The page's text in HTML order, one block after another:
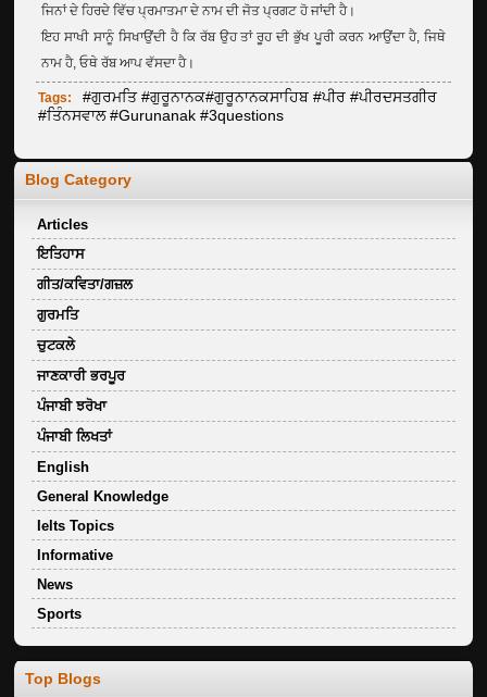
ਜਿਨਾਂ ਦੇ ਹਿਰਦੇ ਵਿੱਚ ਪ੍ਰਮਾਤਮਾ ਦੇ ਨਾਮ ਦੀ ਜੋਤ ਪ੍ਰਗਟ ਹੋ ਜਾਂਦੀ ਹੈ।
ਇਹ ਸਾਖੀ ਸਾਨੂੰ ਸਿਖਾਉਂਦੀ ਹੈ ਕਿ ਰੱਬ ਉਹ ਤਾਂ ਰੂਹ ਦੀ ਭੁੱਖ ਪੂਰੀ ਕਰਨ ਆਉਂਦਾ ਹੈ, ਜਿਥੇ
ਨਾਮ ਹੈ, ਓਥੇ ਰੱਬ ਆਪ ਵੱਸਦਾ ਹੈ।
Tags:
#ਗੁਰਮਤਿ #ਗੁਰੂਨਾਨਕ#ਗੁਰੂਨਾਨਕਸਾਹਿਬ #ਪੀਰ #ਪੀਰਦਸਤਗੀਰ
#ਤਿੰਨਸਵਾਲ #Gurunanak #3questions
Blog Category
Articles
ਇਤਿਹਾਸ
ਗੀਤ/ਕਵਿਤਾ/ਗਜ਼ਲ
ਗੁਰਮਤਿ
ਚੁਟਕਲੇ
ਜਾਣਕਾਰੀ ਭਰਪੂਰ
ਪੰਜਾਬੀ ਝਰੋਖਾ
ਪੰਜਾਬੀ ਲਿਖਤਾਂ
English
General Knowledge
Ielts Topics
Informative
News
Sports
Top Blogs